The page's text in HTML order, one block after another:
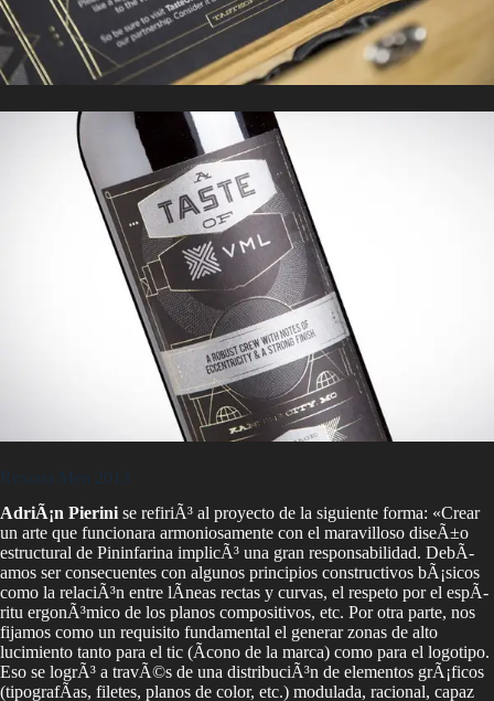
Rexona Men 2013
AdriÃ¡n Pierini se refiriÃ³ al proyecto de la siguiente forma: «Crear
un arte que funcionara armoniosamente con el maravilloso diseÃ±o
estructural de Pininfarina implicÃ³ una gran responsabilidad. DebÃ­
amos ser consecuentes con algunos principios constructivos bÃ¡sicos
como la relaciÃ³n entre lÃ­neas rectas y curvas, el respeto por el espÃ­
ritu ergonÃ³mico de los planos compositivos, etc. Por otra parte, nos
fijamos como un requisito fundamental el generar zonas de alto
lucimiento tanto para el tic (Ã­cono de la marca) como para el logotipo.
Eso se logrÃ³ a travÃ©s de una distribuciÃ³n de elementos grÃ¡ficos
(tipografÃ­as, filetes, planos de color, etc.) modulada, racional, capaz